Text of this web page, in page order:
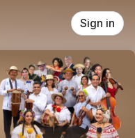
Sign in